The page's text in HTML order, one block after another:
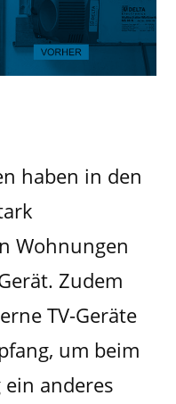
haben in den
Wohnungen
Zudem
TV-Geräte
um beim
ein anderes